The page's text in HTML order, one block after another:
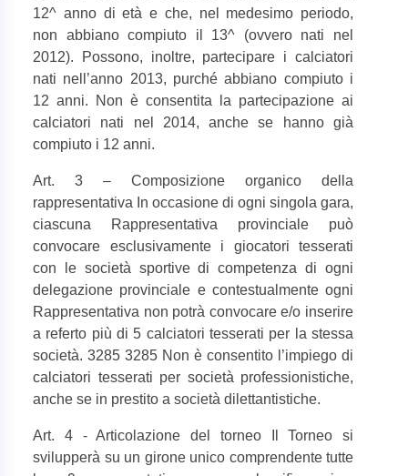
12^ anno di età e che, nel medesimo periodo,
non abbiano compiuto il 13^ (ovvero nati nel
2012). Possono, inoltre, partecipare i calciatori
nati nell’anno 2013, purché abbiano compiuto i
12 anni. Non è consentita la partecipazione ai
calciatori nati nel 2014, anche se hanno già
compiuto i 12 anni.
Art. 3 – Composizione organico della
rappresentativa In occasione di ogni singola gara,
ciascuna Rappresentativa provinciale può
convocare esclusivamente i giocatori tesserati
con le società sportive di competenza di ogni
delegazione provinciale e contestualmente ogni
Rappresentativa non potrà convocare e/o inserire
a referto più di 5 calciatori tesserati per la stessa
società. 3285 3285 Non è consentito l’impiego di
calciatori tesserati per società professionistiche,
anche se in prestito a società dilettantistiche.
Art. 4 - Articolazione del torneo Il Torneo si
svilupperà su un girone unico comprendente tutte